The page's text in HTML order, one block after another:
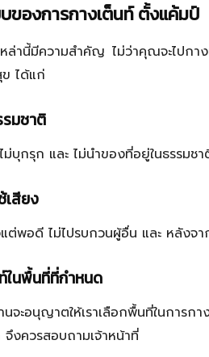
ของการกางเต็นท์ ตั้งแค้มป์
หล่านี้มีความสำคัญ ไม่ว่าคุณจะไปก
ได้แก่
รมชาติ
ม่บุกรุก และ ไม่นำของที่อยู่ในธรรมช
เสียง
แต่พอดี ไม่ไปรบกวนผู้อื่น และ หลังจ
ในพื้นที่ที่กำหนด
นจะอนุญาตให้เราเลือกพื้นที่ในการ
จึงควรสอบถามเจ้าหน้าที่